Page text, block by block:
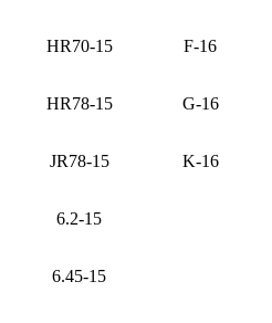
HR70-15 F-16
HR78-15 G-16
JR78-15 K-16
6.2-15
6.45-15